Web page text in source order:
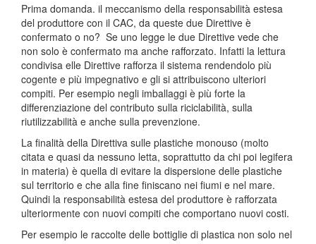
Prima domanda. il meccanismo della responsabilità estesa
del produttore con il CAC, da queste due Direttive è
confermato o no? Se uno legge le due Direttive vede che
non solo è confermato ma anche rafforzato. Infatti la lettura
condivisa elle Direttive rafforza il sistema rendendolo più
cogente e più impegnativo e gli si attribuiscono ulteriori
compiti. Per esempio negli imballaggi è più forte la
differenziazione del contributo sulla riciclabilità, sulla
riutilizzabilità e anche sulla prevenzione.
La finalità della Direttiva sulle plastiche monouso (molto
citata e quasi da nessuno letta, soprattutto da chi poi legifera
in materia) è quella di evitare la dispersione delle plastiche
sul territorio e che alla fine finiscano nei fiumi e nel mare.
Quindi la responsabilità estesa del produttore è rafforzata
ulteriormente con nuovi compiti che comportano nuovi costi.
Per esempio le raccolte delle bottiglie di plastica non solo nel